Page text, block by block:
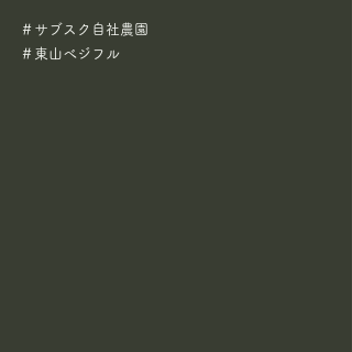
＃サブスク自社農園
＃東山べジフル